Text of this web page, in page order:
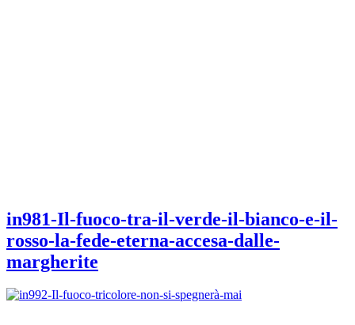
in981-Il-fuoco-tra-il-verde-il-bianco-e-il-
rosso-la-fede-eterna-accesa-dalle-
margherite